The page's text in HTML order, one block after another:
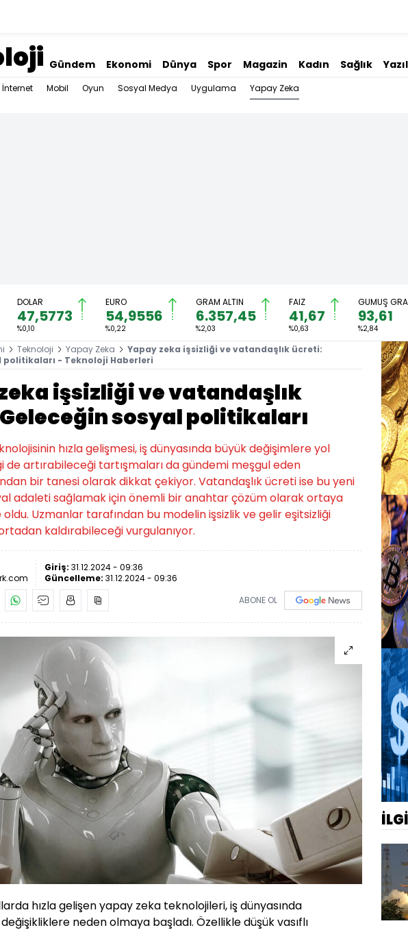
Gündem Ekonomi Dünya Spor Magazin Kadın Sağlık
İnternet Mobil Oyun Sosyal Medya Uygulama Yapay Zeka
DOLAR
47,5773
%0,10
EURO
54,9556
%0,22
GRAM ALTIN
6.357,45
%2,03
FAİZ
41,67
%0,63
GÜMÜŞ
93,61
%2,84
Teknoloji Yapay Zeka
Yapay zeka işsizliği ve vatandaşlık ücreti:
politikaları - Teknoloji Haberleri
işsizliği ve vatandaşlık
sosyal politikaları
hızla gelişmesi, iş dünyasında büyük değişimlere yol
de artırabileceği tartışmaları da gündemi meşgul eden
bir tanesi olarak dikkat çekiyor. Vatandaşlık ücreti ise bu yeni
adaleti sağlamak için önemli bir anahtar çözüm olarak ortaya
Uzmanlar tarafından bu modelin işsizlik ve gelir eşitsizliği
kaldırabileceği vurgulanıyor.
Giriş: 31.12.2024 - 09:36
Güncelleme: 31.12.2024 - 09:36
ABONE OL
hızla gelişen yapay zeka teknolojileri, iş dünyasında
neden olmaya başladı. Özellikle düşük vasıflı